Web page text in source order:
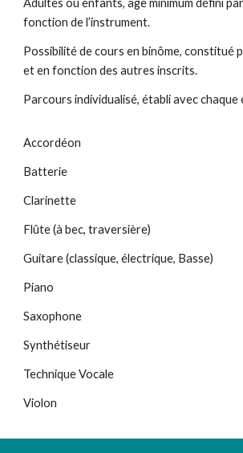
Adultes ou enfants, âge minimum défini
fonction de l’instrument.
Possibilité de cours en binôme, constitué
et enfonction des autres inscrits.
Parcoursindividualisé, établi avec chaque
Accordéon
Batterie
Clarinette
Flûte (à bec, traversière)
Guitare (classique, électrique, Basse)
Piano
Saxophone
Synthétiseur
Technique Vocale
Violon